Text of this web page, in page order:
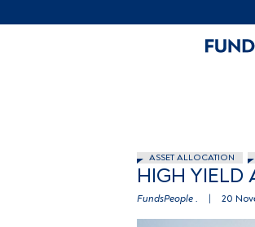
ASSET ALLOCATION
HIGH YIELD
FundsPeople . 20